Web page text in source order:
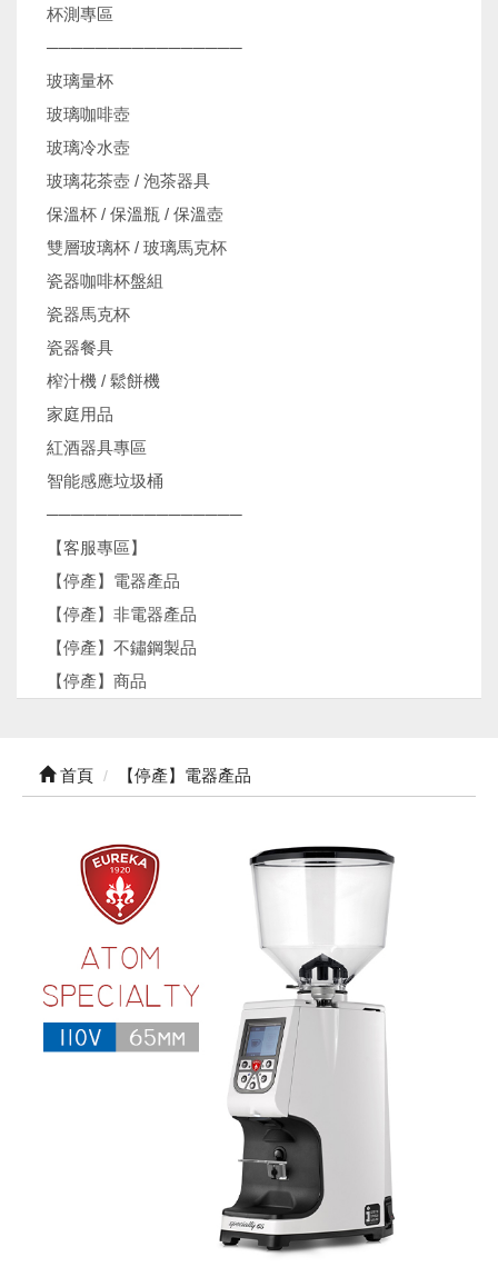
杯測專區
────────────────
玻璃量杯
玻璃咖啡壺
玻璃冷水壺
玻璃花茶壺 / 泡茶器具
保溫杯 / 保溫瓶 / 保溫壺
雙層玻璃杯 / 玻璃馬克杯
瓷器咖啡杯盤組
瓷器馬克杯
瓷器餐具
榨汁機 / 鬆餅機
家庭用品
紅酒器具專區
智能感應垃圾桶
────────────────
【客服專區】
【停產】電器產品
【停產】非電器產品
【停產】不鏽鋼製品
【停產】商品
首頁 【停產】電器產品